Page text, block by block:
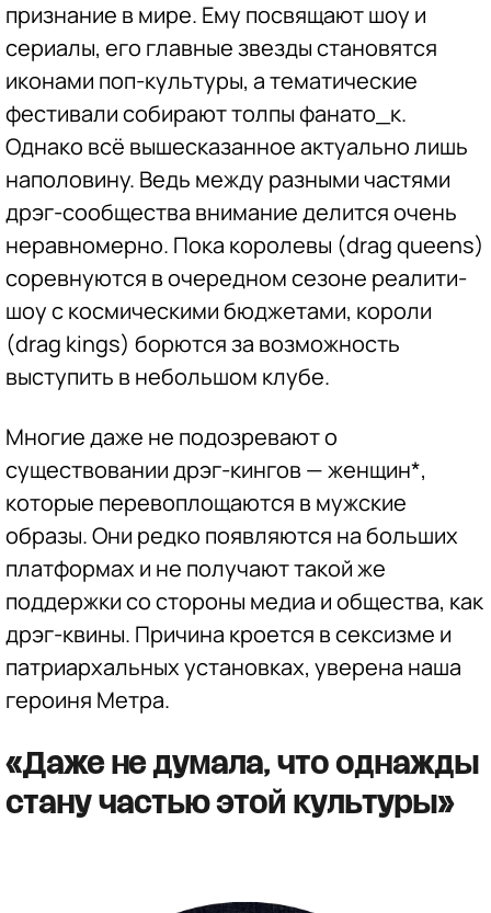
признание в мире. Ему посвящают шоу и
сериалы, его главные звезды становятся
иконами поп-культуры, а тематические
фестивали собирают толпы фанато_к.
Однако всё вышесказанное актуально лишь
наполовину. Ведь между разными частями
дрэг-сообщества внимание делится очень
неравномерно. Пока королевы (drag queens)
соревнуются в очередном сезоне реалити-
шоу с космическими бюджетами, короли
(drag kings) борются за возможность
выступить в небольшом клубе.
Многие даже не подозревают о
существовании дрэг-кингов — женщин*,
которые перевоплощаются в мужские
образы. Они редко появляются на больших
платформах и не получают такой же
поддержки со стороны медиа и общества, как
дрэг-квины. Причина кроется в сексизме и
патриархальных установках, уверена наша
героиня Метра.
«Даже не думала, что однажды
стану частью этой культуры»